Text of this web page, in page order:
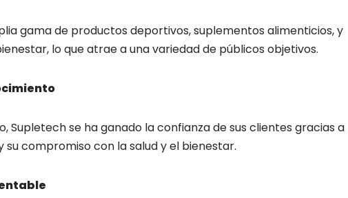
gama de productos deportivos, suplementos alimenticios, y
lo que atrae a una variedad de públicos objetivos.
Supletech se ha ganado la confianza de sus clientes gracias a
su compromiso con la salud y el bienestar.